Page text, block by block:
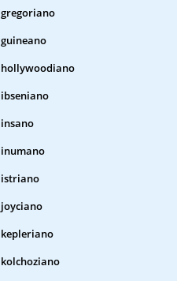
gregoriano
guineano
hollywoodiano
ibseniano
insano
inumano
istriano
joyciano
kepleriano
kolchoziano